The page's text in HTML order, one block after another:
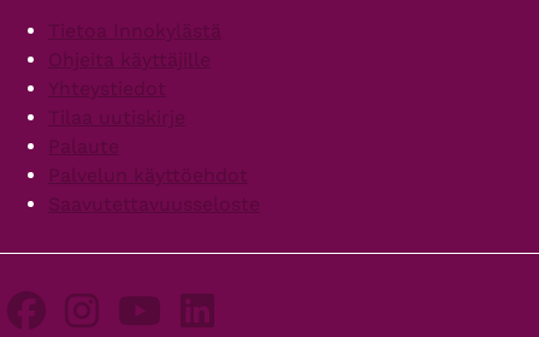
FooterTietoa Innokylästä
Ohjeita käyttäjille
Yhteystiedot
Tilaa uutiskirje
Palaute
Palvelun käyttöehdot
Saavutettavuusseloste